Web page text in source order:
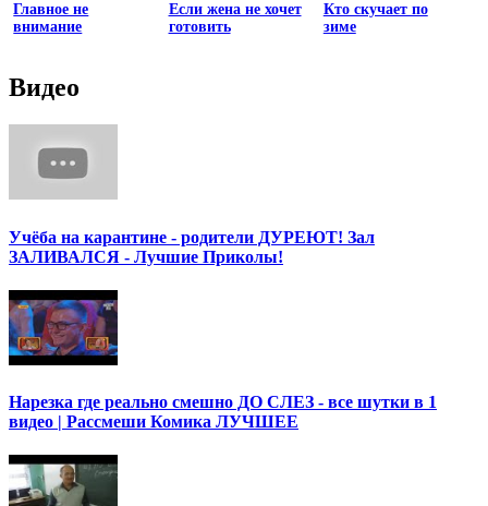
Главное не
внимание
Если жена не хочет
готовить
Кто скучает по
зиме
Видео
Учёба на карантине - родители ДУРЕЮТ! Зал
ЗАЛИВАЛСЯ - Лучшие Приколы!
Нарезка где реально смешно ДО СЛЕЗ - все шутки в 1
видео | Рассмеши Комика ЛУЧШЕЕ